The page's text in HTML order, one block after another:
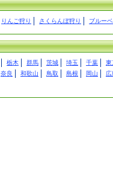
りんご狩り さくらんぼ狩り ブルー
栃木 群馬 茨城 埼玉 千葉
東
奈良 和歌山 鳥取 島根 岡山
広